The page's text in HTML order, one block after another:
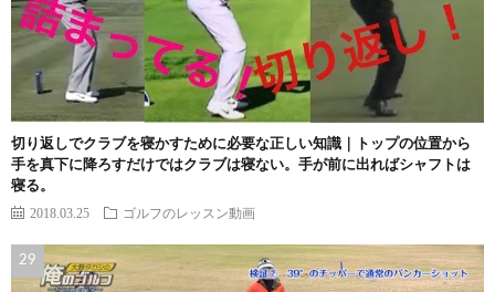
切り返しでクラブを寝かすために必要な正しい知識｜トップの位置から
手を真下に降ろすだけではクラブは寝ない。手が前に出ればシャフトは
寝る。
2018.03.25 ゴルフのレッスン動画